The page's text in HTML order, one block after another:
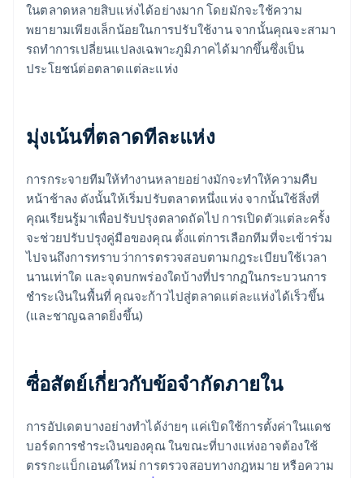
ในตลาดหลายสิบแห่งได้อย่างมาก โดยมักจะใช้ความ
พยายามเพียงเล็กน้อยในการปรับใช้งาน จากนั้นคุณจะสามา
รถทําการเปลี่ยนแปลงเฉพาะภูมิภาคได้มากขึ้นซึ่งเป็น
ประโยชน์ต่อตลาดแต่ละแห่ง
มุ่งเน้นที่ตลาดทีละแห่ง
การกระจายทีมให้ทำงานหลายอย่างมักจะทำให้ความคืบ
หน้าช้าลง ดังนั้นให้เริ่มปรับตลาดหนึ่งแห่ง จากนั้นใช้สิ่งที่
คุณเรียนรู้มาเพื่อปรับปรุงตลาดถัดไป การเปิดตัวแต่ละครั้ง
จะช่วยปรับปรุงคู่มือของคุณ ตั้งแต่การเลือกทีมที่จะเข้าร่วม
ไปจนถึงการทราบว่าการตรวจสอบตามกฎระเบียบใช้เวลา
นานเท่าใด และจุดบกพร่องใดบ้างที่ปรากฏในกระบวนการ
ชำระเงินในพื้นที่ คุณจะก้าวไปสู่ตลาดแต่ละแห่งได้เร็วขึ้น
(และชาญฉลาดยิ่งขึ้น)
ซื่อสัตย์เกี่ยวกับข้อจํากัดภายใน
การอัปเดตบางอย่างทําได้ง่ายๆ แค่เปิดใช้การตั้งค่าในแดช
บอร์ดการชําระเงินของคุณ ในขณะที่บางแห่งอาจต้องใช้
ตรรกะแบ็กเอนด์ใหม่ การตรวจสอบทางกฎหมาย หรือความ